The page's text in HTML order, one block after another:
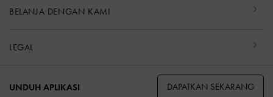
BELANJA DENGAN KAMI
LEGAL
UNDUH APLIKASI DAPATKAN SEKARANG